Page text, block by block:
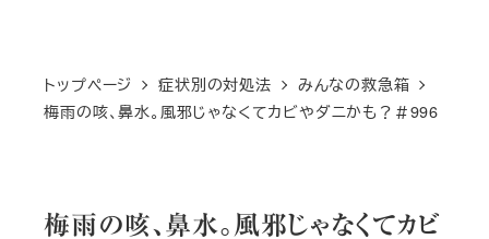
トップページ 症状別の対処法
みんなの救急箱
梅雨の咳、鼻水。風邪じゃなくてカビやダニかも？＃996
梅雨の咳、鼻水。風邪じゃなくてカビ